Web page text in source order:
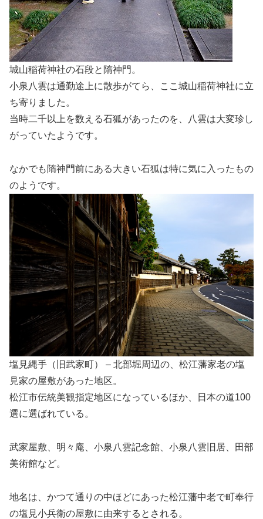
城山稲荷神社の石段と隋神門。
小泉八雲は通勤途上に散歩がてら、ここ城山稲荷神社に立
ち寄りました。
当時二千以上を数える石狐があったのを、八雲は大変珍し
がっていたようです。
なかでも隋神門前にある大きい石狐は特に気に入ったもの
のようです。
塩見縄手（旧武家町） – 北部堀周辺の、松江藩家老の塩
見家の屋敷があった地区。
松江市伝統美観指定地区になっているほか、日本の道100
選に選ばれている。
武家屋敷、明々庵、小泉八雲記念館、小泉八雲旧居、田部
美術館など。
地名は、かつて通りの中ほどにあった松江藩中老で町奉行
の塩見小兵衛の屋敷に由来するとされる。